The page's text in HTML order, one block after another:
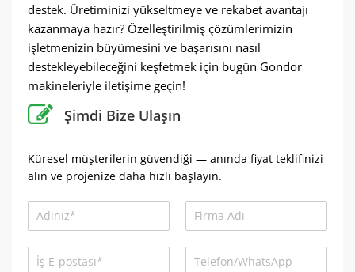
destek. Üretiminizi yükseltmeye ve rekabet avantajı
kazanmaya hazır? Özelleştirilmiş çözümlerimizin
işletmenizin büyümesini ve başarısını nasıl
destekleyebileceğini keşfetmek için bugün Gondor
makineleriyle iletişime geçin!
Şimdi Bize Ulaşın
Küresel müşterilerin güvendiği — anında fiyat teklifinizi
alın ve projenize daha hızlı başlayın.